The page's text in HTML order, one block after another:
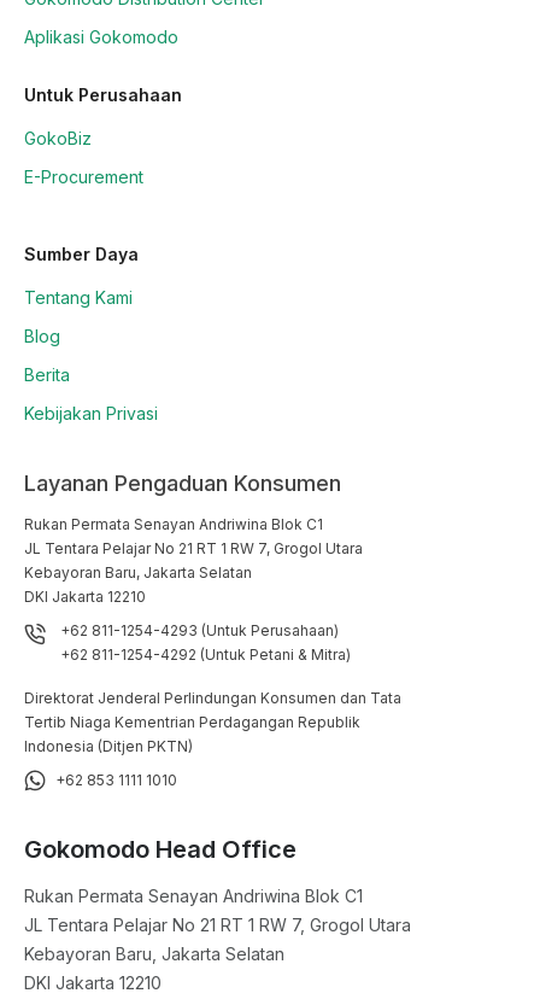
Aplikasi Gokomodo
Untuk Perusahaan
GokoBiz
E-Procurement
Sumber Daya
Tentang Kami
Blog
Berita
Kebijakan Privasi
Layanan Pengaduan Konsumen
Rukan Permata Senayan Andriwina Blok C1
JL Tentara Pelajar No 21 RT 1 RW 7, Grogol Utara
Kebayoran Baru, Jakarta Selatan
DKI Jakarta 12210
+62 811-1254-4293 (Untuk Perusahaan)
+62 811-1254-4292 (Untuk Petani & Mitra)
Direktorat Jenderal Perlindungan Konsumen dan Tata
Tertib Niaga Kementrian Perdagangan Republik
Indonesia (Ditjen PKTN)
+62 853 1111 1010
Gokomodo Head Office
Rukan Permata Senayan Andriwina Blok C1
JL Tentara Pelajar No 21 RT 1 RW 7, Grogol Utara
Kebayoran Baru, Jakarta Selatan
DKI Jakarta 12210